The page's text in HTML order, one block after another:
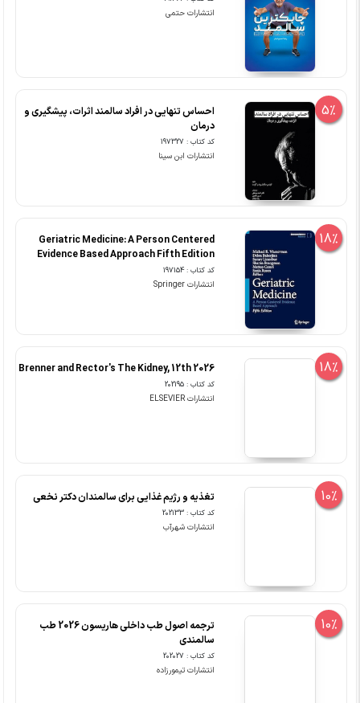
انتشارات حتمی
5%
احساس تنهایی در افراد سالمند اثرات، پیشگیری و
درمان
کد کتاب : 197327
انتشارات ابن سینا
18%
Geriatric Medicine: A Person Centered
Evidence Based Approach Fifth Edition
کد کتاب : 197154
انتشارات Springer
18%
Brenner and Rector's The Kidney, 12th 2026
کد کتاب : 202195
انتشارات ELSEVIER
10% تغذیه و رژیم غذایی برای سالمندان دکتر نخعی
کد کتاب : 202133
انتشارات شهرآب
10%
ترجمه اصول طب داخلی هاریسون 2026 طب
سالمندی
کد کتاب : 202027
انتشارات تیمورزاده